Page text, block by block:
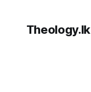
Theology.lk